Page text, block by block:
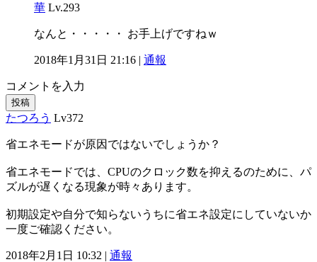
華 Lv.293
なんと・・・・・ お手上げですねｗ
2018年1月31日 21:16 | 通報
コメントを入力
投稿
たつろう Lv372
省エネモードが原因ではないでしょうか？
省エネモードでは、CPUのクロック数を抑えるのために、パ
ズルが遅くなる現象が時々あります。
初期設定や自分で知らないうちに省エネ設定にしていないか
一度ご確認ください。
2018年2月1日 10:32 | 通報